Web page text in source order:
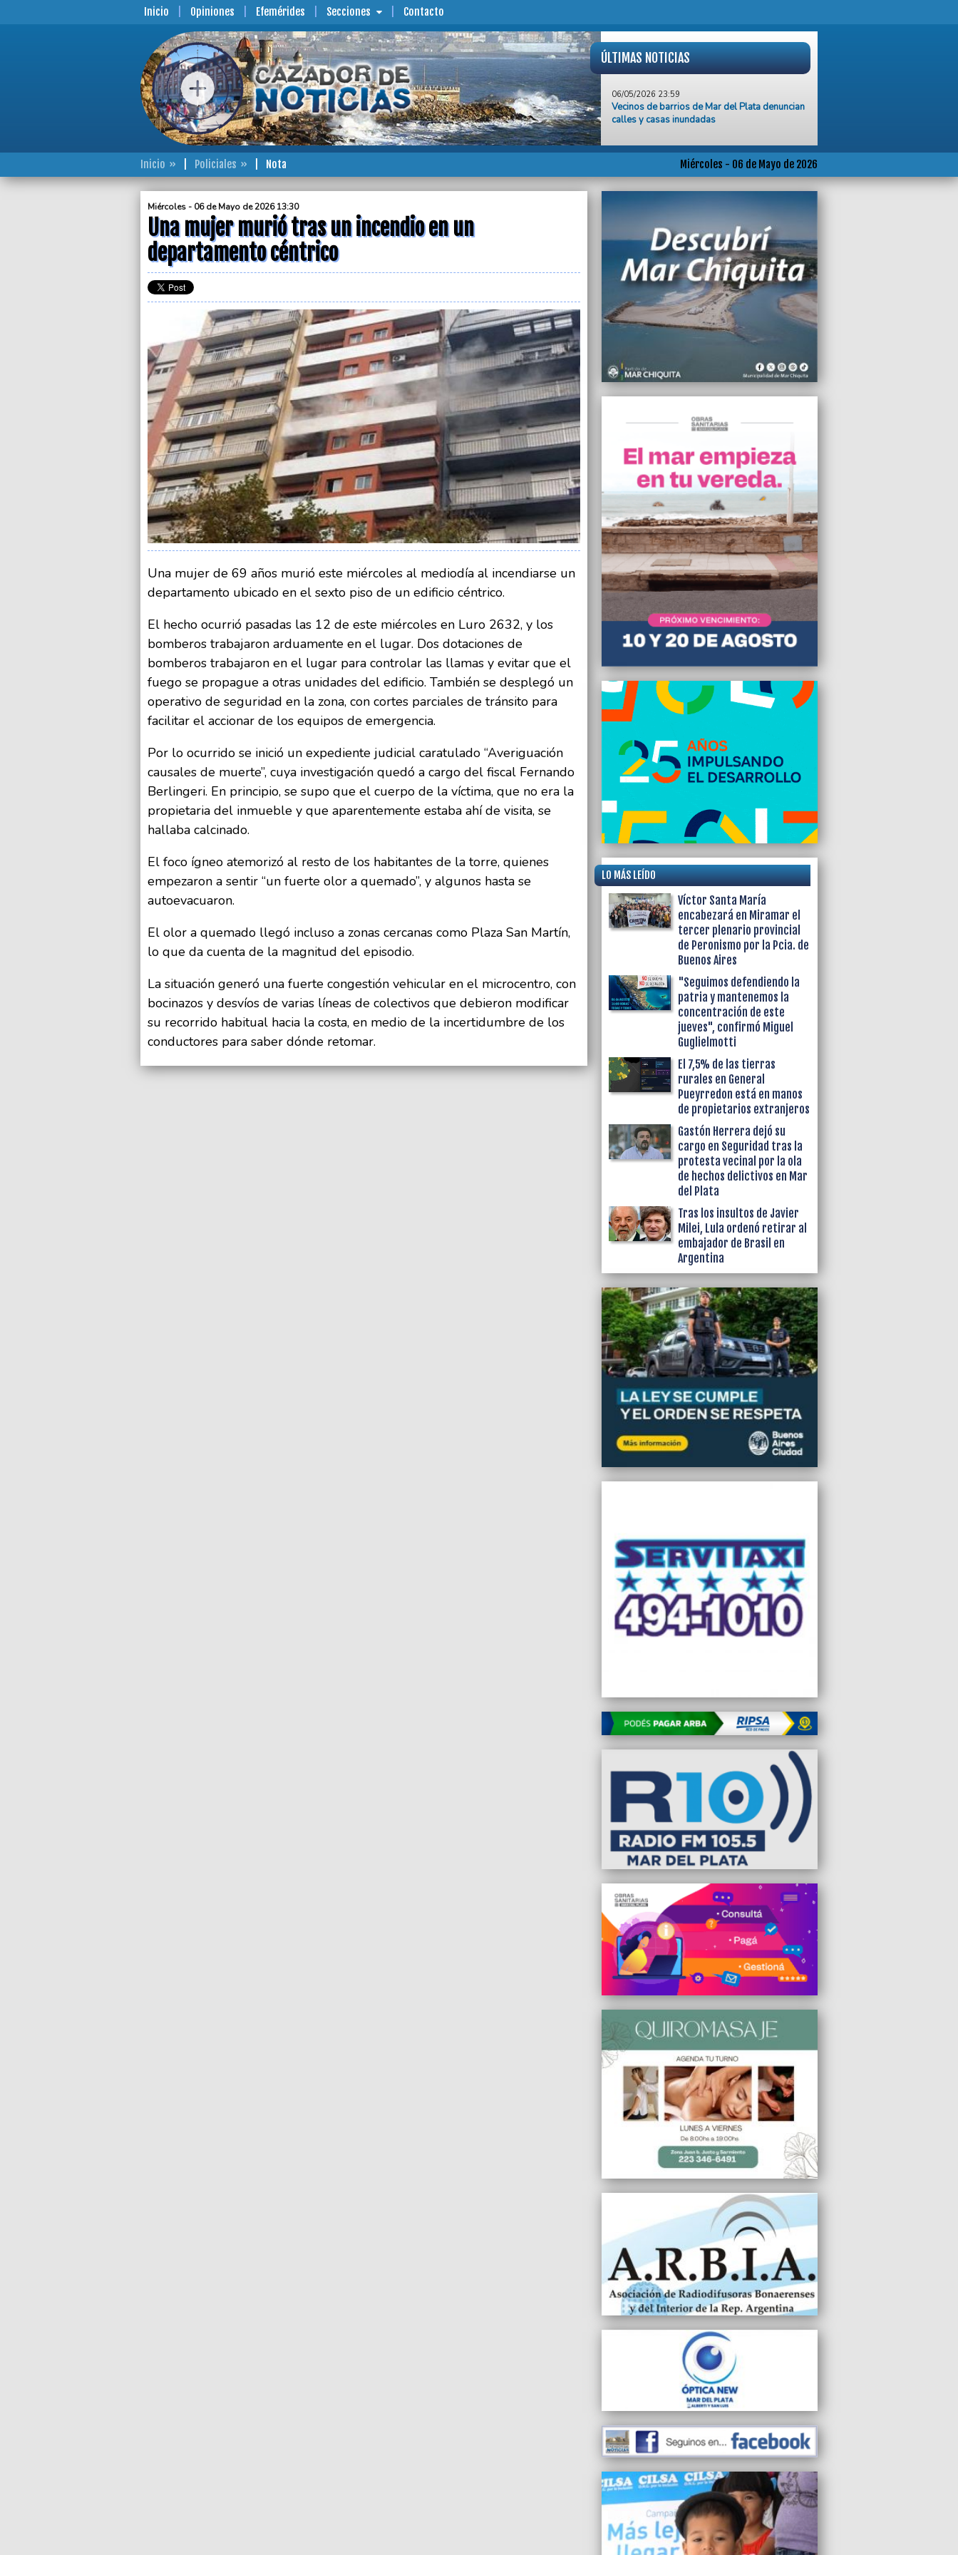
Inicio Opiniones Efemérides Secciones Contacto
ÚLTIMAS NOTICIAS
Vecinos de barrios de Mar del Plata denuncian
calles y casas inundadas
Se inundó la Facultad de Derecho de Mar del
Plata
Furia de la tormenta, barrios anegados y
servicios afectados por vientos y lluvia
06/05/2026 20:35
Un joven muere aplastado por un camión en el
predio de Disposición Final
06/05/2026 20:21
IOMA suspendió temporalmente el convenio
con el Sanatorio Avenida
eliminación del beneficio de Zona Fría en Mar
del Plata
que no se suspenden las clases este jueves
06/05/2026 19:35
El meteoro deja sin energía al norte y al
noroeste de la ciudad tras falla en dos
distribuidores
06/05/2026 14:31
El Presidente del Consorcio Portuario recibe a
representantes de FAO por el programa
Puertos Azules
06/05/2026 13:30
Una mujer murió tras un incendio en un
departamento céntrico
Miércoles - 06 de Mayo de 2026
Inicio Policiales Nota
Miércoles - 06 de Mayo de 2026 13:30
Una mujer murió tras un incendio en un
departamento céntrico
Una mujer de 69 años murió este miércoles al mediodía al incendiarse un
departamento ubicado en el sexto piso de un edificio céntrico.
El hecho ocurrió pasadas las 12 de este miércoles en Luro 2632, y los
bomberos trabajaron arduamente en el lugar. Dos dotaciones de
bomberos trabajaron en el lugar para controlar las llamas y evitar que el
fuego se propague a otras unidades del edificio. También se desplegó un
operativo de seguridad en la zona, con cortes parciales de tránsito para
facilitar el accionar de los equipos de emergencia.
Por lo ocurrido se inició un expediente judicial caratulado “Averiguación
causales de muerte”, cuya investigación quedó a cargo del fiscal Fernando
Berlingeri. En principio, se supo que el cuerpo de la víctima, que no era la
propietaria del inmueble y que aparentemente estaba ahí de visita, se
hallaba calcinado.
El foco ígneo atemorizó al resto de los habitantes de la torre, quienes
empezaron a sentir “un fuerte olor a quemado”, y algunos hasta se
autoevacuaron.
El olor a quemado llegó incluso a zonas cercanas como Plaza San Martín,
lo que da cuenta de la magnitud del episodio.
La situación generó una fuerte congestión vehicular en el microcentro, con
bocinazos y desvíos de varias líneas de colectivos que debieron modificar
su recorrido habitual hacia la costa, en medio de la incertidumbre de los
conductores para saber dónde retomar.
LO MÁS LEÍDO
Víctor Santa María
encabezará en Miramar el
tercer plenario provincial
de Peronismo por la Pcia. de
Buenos Aires
"Seguimos defendiendo la
patria y mantenemos la
concentración de este
jueves", confirmó Miguel
Guglielmotti
El 7,5% de las tierras
rurales en General
Pueyrredon está en manos
de propietarios extranjeros
Gastón Herrera dejó su
cargo en Seguridad tras la
protesta vecinal por la ola
de hechos delictivos en Mar
del Plata
Tras los insultos de Javier
Milei, Lula ordenó retirar al
embajador de Brasil en
Argentina